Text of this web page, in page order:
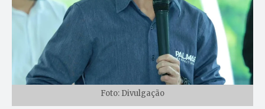
Foto: Divulgação